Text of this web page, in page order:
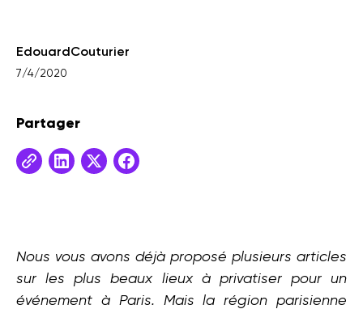
Edouard Couturier
7/4/2020
Partager
Nous vous avons déjà proposé plusieurs articles
sur les plus beaux lieux à privatiser pour un
événement à Paris. Mais la région parisienne